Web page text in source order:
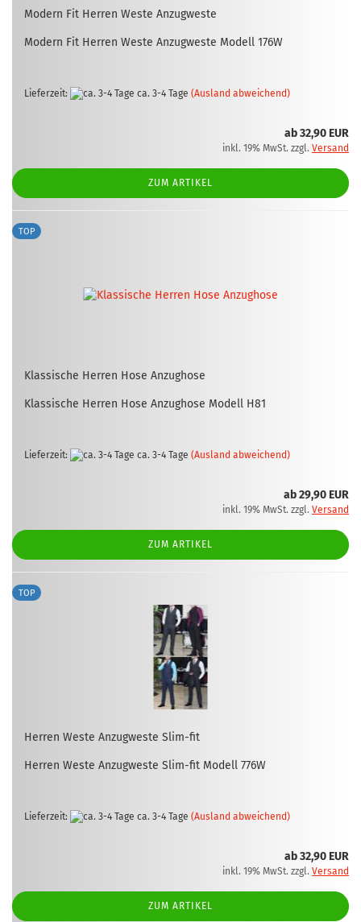
Mo­dern Fit Her­ren Weste An­zug­wes­te
Mo­dern Fit Her­ren Weste An­zug­wes­te Mo­dell 176W
Lieferzeit: ca. 3-4 Tage (Ausland abweichend)
ab 32,90 EUR
inkl. 19% MwSt. zzgl. Versand
ZUM ARTIKEL
TOP
Klas­si­sche Her­ren Hose An­zug­ho­se
Klas­si­sche Her­ren Hose An­zug­ho­se Mo­dell H81
Lieferzeit: ca. 3-4 Tage (Ausland abweichend)
ab 29,90 EUR
inkl. 19% MwSt. zzgl. Versand
ZUM ARTIKEL
TOP
Her­ren Weste An­zug­wes­te Slim-​fit
Her­ren Weste An­zug­wes­te Slim-​fit Mo­dell 776W
Lieferzeit: ca. 3-4 Tage (Ausland abweichend)
ab 32,90 EUR
inkl. 19% MwSt. zzgl. Versand
ZUM ARTIKEL